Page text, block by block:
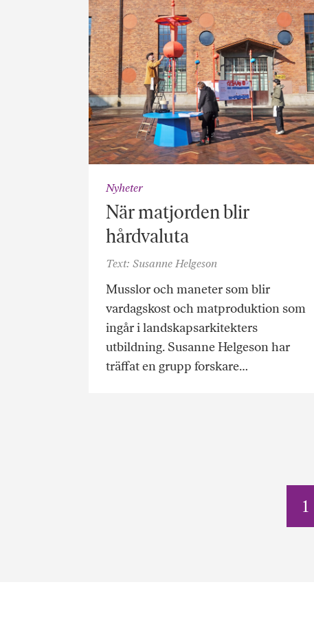
Nyheter
När matjorden blir
hårdvaluta
Text: Susanne Helgeson
Musslor och maneter som blir
vardagskost och matproduktion som
ingår i landskapsarkitekters
utbildning. Susanne Helgeson har
träffat en grupp forskare…
1